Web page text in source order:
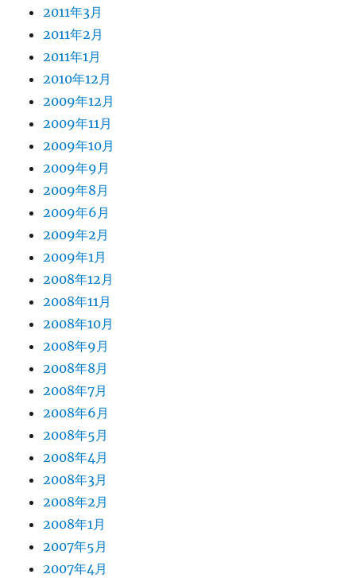
2011年3月
2011年2月
2011年1月
2010年12月
2009年12月
2009年11月
2009年10月
2009年9月
2009年8月
2009年6月
2009年2月
2009年1月
2008年12月
2008年11月
2008年10月
2008年9月
2008年8月
2008年7月
2008年6月
2008年5月
2008年4月
2008年3月
2008年2月
2008年1月
2007年5月
2007年4月